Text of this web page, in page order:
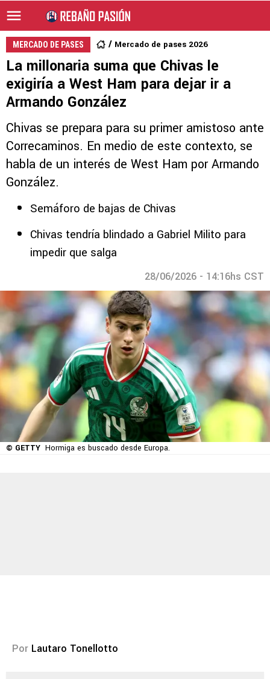
MERCADO DE PASES Mercado de pases 2026
La millonaria suma que Chivas le
exigiría a West Ham para dejar ir a
Armando González
Chivas se prepara para su primer amistoso ante
Correcaminos. En medio de este contexto, se
habla de un interés de West Ham por Armando
González.
Semáforo de bajas de Chivas
Chivas tendría blindado a Gabriel Milito para
impedir que salga
28/06/2026 - 14:16hs CST
© GETTY Hormiga es buscado desde Europa.
Por Lautaro Tonellotto